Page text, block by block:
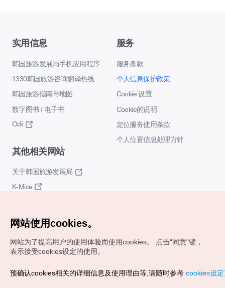
实用信息
韩国旅游发展局手机应用程序
1330韩国旅游咨询翻译热线
韩国旅游指南与地图
数字图书 / 电子书
Odii
服务
服务条款
个人信息保护政策
Cookie 设置
Cookie的说明
定位服务使用条款
个人位置信息处理方针
其他相关网站
关于韩国旅游发展局
K-Mice
Copyrights (c) 韩国旅游发展局版权所有
网站使用cookies。
网站为了提高用户的使用体验而使用cookies。
点击“同意"键，
表示接受cookies设定的使用。
预确认cookies相关的详细信息及使用理由等,请随时参考 cookies设